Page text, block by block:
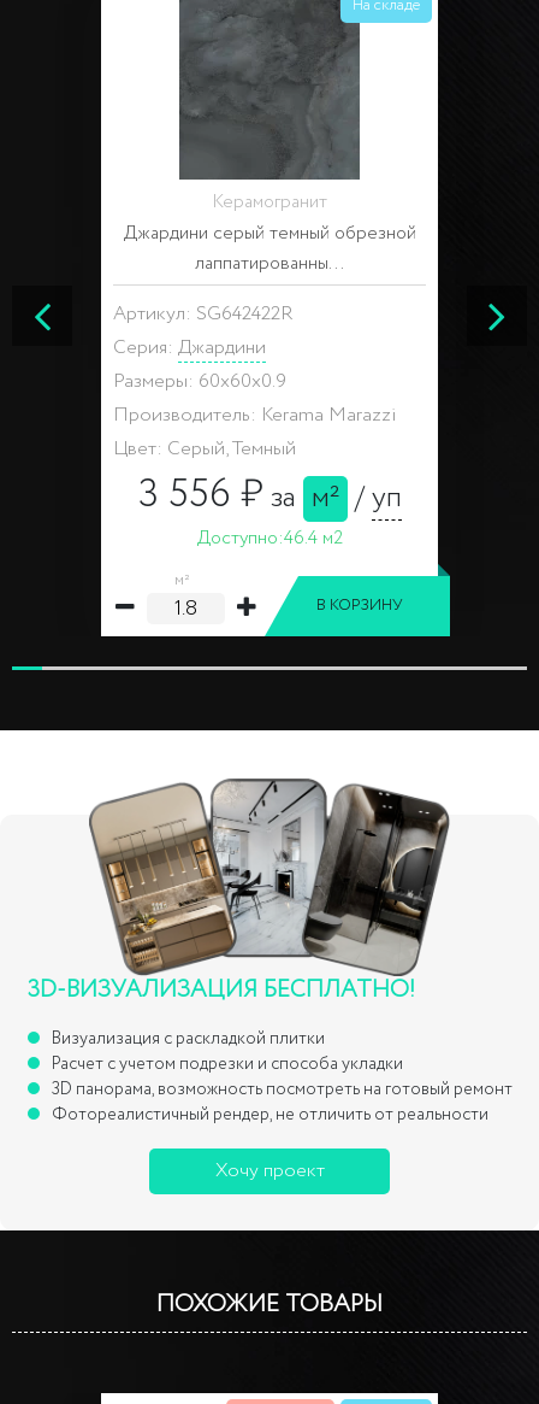
На складе
Керамогранит
Джардини серый темный обрезной
лаппатированны...
Артикул: SG642422R
Серия: Джардини
Размеры: 60x60x0.9
Производитель: Kerama Marazzi
Цвет: Серый, Темный
3 556 ₽за м² /уп
Доступно:46.4 м2
м²
В КОРЗИНУ
3D-ВИЗУАЛИЗАЦИЯ БЕСПЛАТНО!
Визуализация с раскладкой плитки
Расчет с учетом подрезки и способа укладки
3D панорама, возможность посмотреть на готовый ремонт
Фотореалистичный рендер, не отличить от реальности
Хочу проект
ПОХОЖИЕ ТОВАРЫ